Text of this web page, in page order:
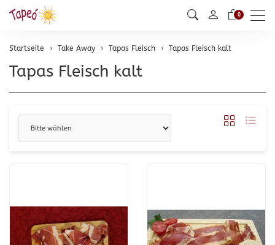
0
Startseite Take Away Tapas Fleisch Tapas Fleisch kalt
Tapas Fleisch kalt